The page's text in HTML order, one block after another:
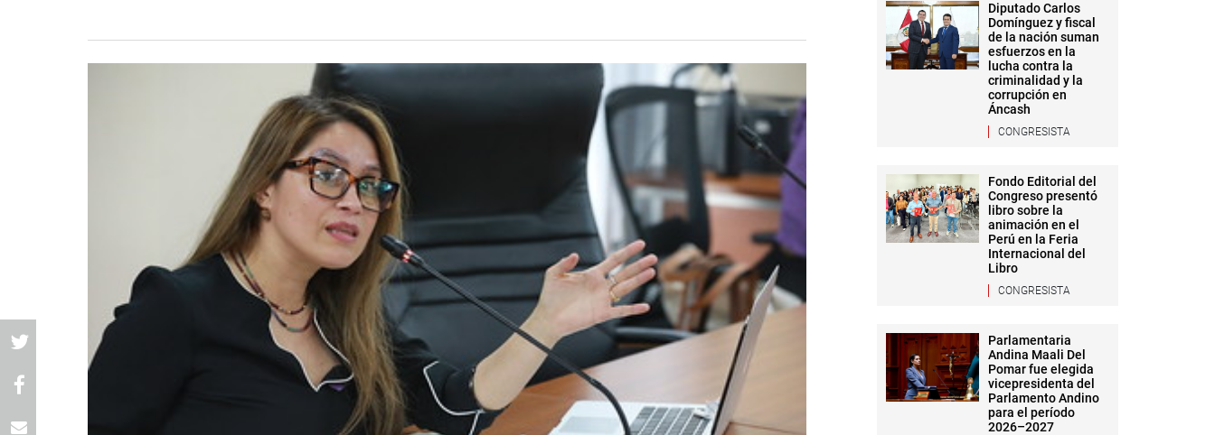
Diputado Carlos
Domínguez y fiscal
de la nación suman
esfuerzos en la
lucha contra la
criminalidad y la
corrupción en
Áncash
CONGRESISTA
Fondo Editorial del
Congreso presentó
libro sobre la
animación en el
Perú en la Feria
Internacional del
Libro
CONGRESISTA
Parlamentaria
Andina Maali Del
Pomar fue elegida
vicepresidenta del
Parlamento Andino
para el período
2026–2027